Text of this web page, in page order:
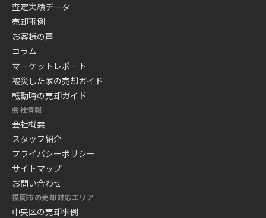
査定実績データ
売却事例
お客様の声
コラム
マーケットレポート
被災した家の売却ガイド
転勤時の売却ガイド
会社情報
会社概要
スタッフ紹介
プライバシーポリシー
サイトマップ
お問い合わせ
福岡市の売却対応エリア
中央区の売却事例